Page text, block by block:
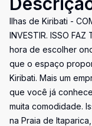
Ilhas de Kiribati -
INVESTIR. ISSO
hora de escolher
que o espaço
Kiribati. Mais um
que você já
muita comodidade.
na Praia de